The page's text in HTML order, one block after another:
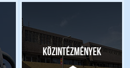
Közintézmények